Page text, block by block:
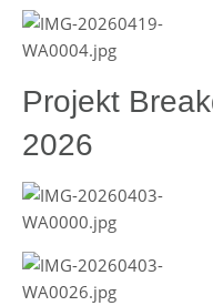
Projekt
2026